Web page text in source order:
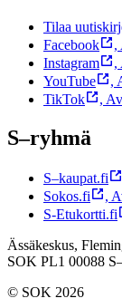
Tilaa
Facebook
,
Instagram
,
YouTube
,
TikTok
,
S–ryhmä
S–kaupat.fi
Sokos.fi
,
S-Etukortti.fi
Ässäkeskus,
SOK PL1 00088
© SOK 2026